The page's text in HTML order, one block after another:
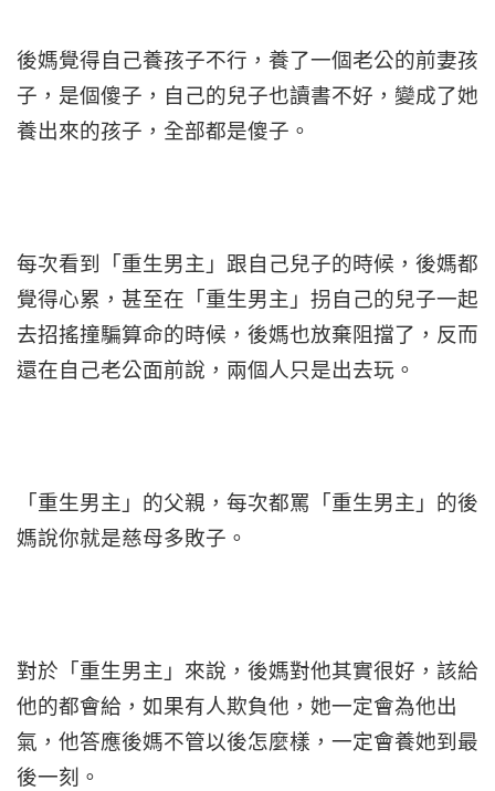
後媽覺得自己養孩子不行，養了一個老公的前妻孩
子，是個傻子，自己的兒子也讀書不好，變成了她
養出來的孩子，全部都是傻子。
每次看到「重生男主」跟自己兒子的時候，後媽都
覺得心累，甚至在「重生男主」拐自己的兒子一起
去招搖撞騙算命的時候，後媽也放棄阻擋了，反而
還在自己老公面前說，兩個人只是出去玩。
「重生男主」的父親，每次都罵「重生男主」的後
媽說你就是慈母多敗子。
對於「重生男主」來說，後媽對他其實很好，該給
他的都會給，如果有人欺負他，她一定會為他出
氣，他答應後媽不管以後怎麼樣，一定會養她到最
後一刻。